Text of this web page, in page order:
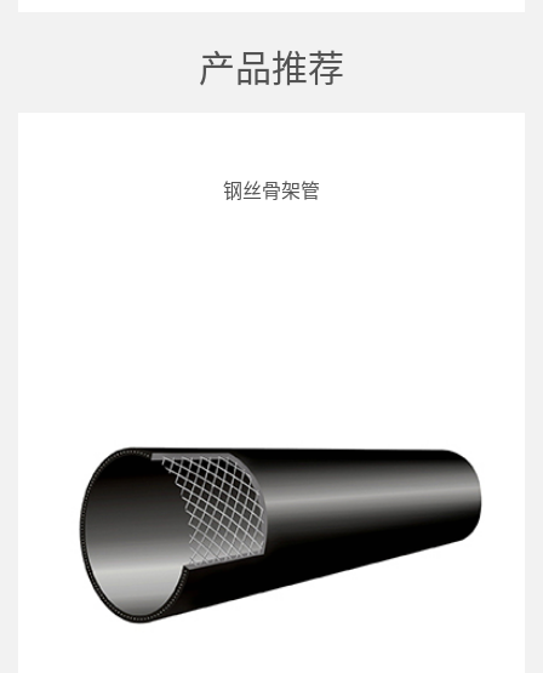
产品推荐
钢丝骨架管